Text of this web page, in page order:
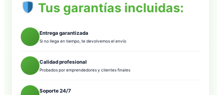
Tus garantías incluidas:
Entrega garantizada
Si no llega en tiempo, te devolvemos el envío
Calidad profesional
Probados por emprendedores y clientes finales
Soporte 24/7